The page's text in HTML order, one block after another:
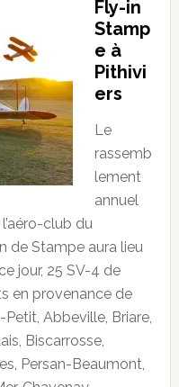
Fly-in
Stamp
e à
Pithivi
ers
Le
rassemb
lement
annuel
club du
de Stampe aura lieu
jour, 25 SV-4 de
en provenance de
Abbeville, Briare,
Biscarrosse,
Persan-Beaumont,